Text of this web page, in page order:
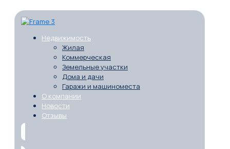
Недвижимость
Жилая
Коммерческая
Земельные участки
Дома и дачи
Гаражи и машиноместа
О компании
Новости
Отзывы